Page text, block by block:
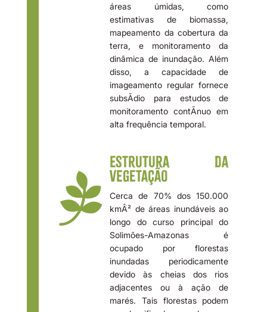
áreas úmidas, como
estimativas de biomassa,
mapeamento da cobertura da
terra, e monitoramento da
dinâmica de inundação. Além
disso, a capacidade de
imageamento regular fornece
subsÃ­dio para estudos de
monitoramento contÃ­nuo em
alta frequência temporal.

Estrutura da
Vegetação
Cerca de 70% dos 150.000
kmÂ² de áreas inundáveis ao
longo do curso principal do
Solimões-Amazonas é
ocupado por florestas
inundadas periodicamente
devido às cheias dos rios
adjacentes ou à ação de
marés. Tais florestas podem